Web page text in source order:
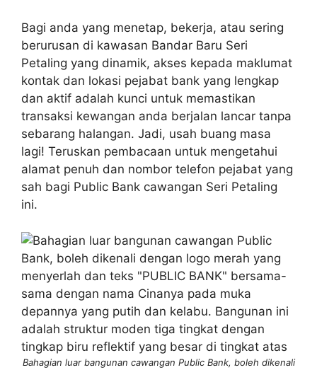
Bagi anda yang menetap, bekerja, atau sering
berurusan di kawasan Bandar Baru Seri
Petaling yang dinamik, akses kepada maklumat
kontak dan lokasi pejabat bank yang lengkap
dan aktif adalah kunci untuk memastikan
transaksi kewangan anda berjalan lancar tanpa
sebarang halangan. Jadi, usah buang masa
lagi! Teruskan pembacaan untuk mengetahui
alamat penuh dan nombor telefon pejabat yang
sah bagi Public Bank cawangan Seri Petaling
ini.
Bahagian luar bangunan cawangan Public Bank, boleh dikenali